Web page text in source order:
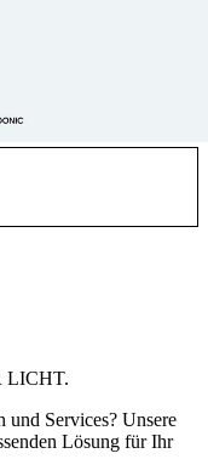
LICHT.
und Services? Unsere
Lösung für Ihr